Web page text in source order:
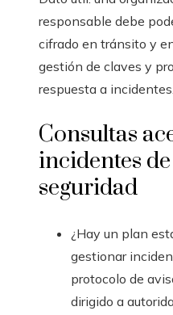
responsable debe
cifrado en tránsito y
gestión de claves y
respuesta a incidentes.
Consultas
incidentes de
seguridad
¿Hay un plan
gestionar
protocolo de
dirigido a